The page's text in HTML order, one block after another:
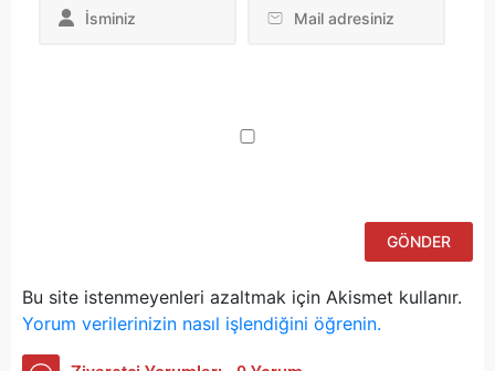
Bu site istenmeyenleri azaltmak için Akismet kullanır.
Yorum verilerinizin nasıl işlendiğini öğrenin.